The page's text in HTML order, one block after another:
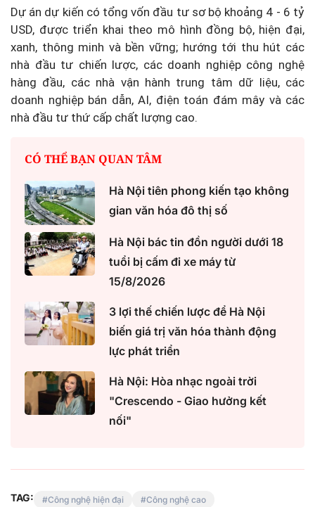
Dự án dự kiến có tổng vốn đầu tư sơ bộ khoảng 4 - 6 tỷ
USD, được triển khai theo mô hình đồng bộ, hiện đại,
xanh, thông minh và bền vững; hướng tới thu hút các
nhà đầu tư chiến lược, các doanh nghiệp công nghệ
hàng đầu, các nhà vận hành trung tâm dữ liệu, các
doanh nghiệp bán dẫn, AI, điện toán đám mây và các
nhà đầu tư thứ cấp chất lượng cao.
CÓ THỂ BẠN QUAN TÂM
Hà Nội tiên phong kiến tạo không
gian văn hóa đô thị số
Hà Nội bác tin đồn người dưới 18
tuổi bị cấm đi xe máy từ
15/8/2026
3 lợi thế chiến lược để Hà Nội
biến giá trị văn hóa thành động
lực phát triển
Hà Nội: Hòa nhạc ngoài trời
"Crescendo - Giao hưởng kết
nối"
TAG: Công nghệ hiện đại
Công nghệ cao